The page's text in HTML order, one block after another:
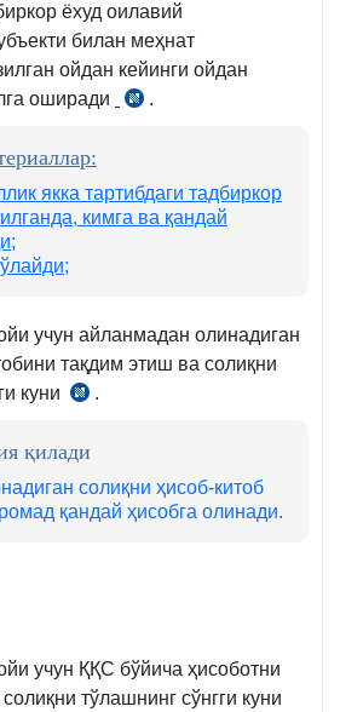
ёхуд оилавий
билан меҳнат
ойдан кейинги ойдан
оширади
СК
1–
2-
.
якка тартибдаги тадбиркор
кимга ва қандай
учун айланмадан олинадиган
тақдим этиш ва солиқни
куни
СК
м.
3–
4-
.
қилади
солиқни ҳисоб-китоб
қандай ҳисобга олинади.
учун ҚҚС бўйича ҳисоботни
тўлашнинг сўнгги куни